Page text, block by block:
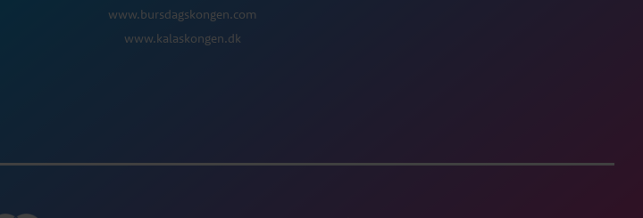
www.bursdagskongen.com
www.kalaskongen.dk